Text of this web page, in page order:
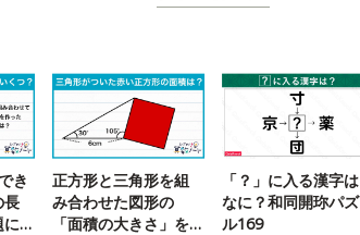
き
長
に
正方形と三角形を組
み合わせた図形の
「面積の大きさ」を
「？」に入る漢字は
なに？和同開珎パズ
ル169